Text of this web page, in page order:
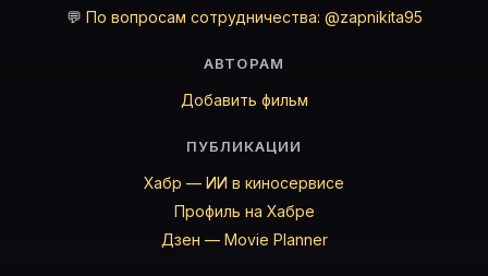
💬 По вопросам сотрудничества: @zapnikita95
АВТОРАМ
Добавить фильм
ПУБЛИКАЦИИ
Хабр — ИИ в киносервисе
Профиль на Хабре
Дзен — Movie Planner